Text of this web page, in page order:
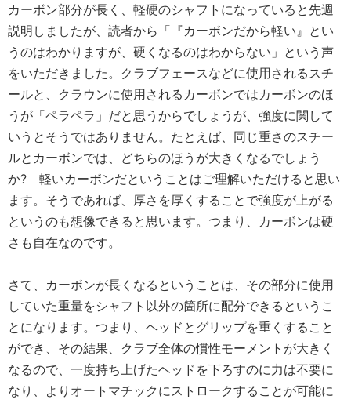
カーボン部分が長く、軽硬のシャフトになっていると先週
説明しましたが、読者から「『カーボンだから軽い』とい
うのはわかりますが、硬くなるのはわからない」という声
をいただきました。クラブフェースなどに使用されるスチ
ールと、クラウンに使用されるカーボンではカーボンのほ
うが「ペラペラ」だと思うからでしょうが、強度に関して
いうとそうではありません。たとえば、同じ重さのスチー
ルとカーボンでは、どちらのほうが大きくなるでしょう
か? 軽いカーボンだということはご理解いただけると思い
ます。そうであれば、厚さを厚くすることで強度が上がる
というのも想像できると思います。つまり、カーボンは硬
さも自在なのです。
さて、カーボンが長くなるということは、その部分に使用
していた重量をシャフト以外の箇所に配分できるというこ
とになります。つまり、ヘッドとグリップを重くすること
ができ、その結果、クラブ全体の慣性モーメントが大きく
なるので、一度持ち上げたヘッドを下ろすのに力は不要に
なり、よりオートマチックにストロークすることが可能に